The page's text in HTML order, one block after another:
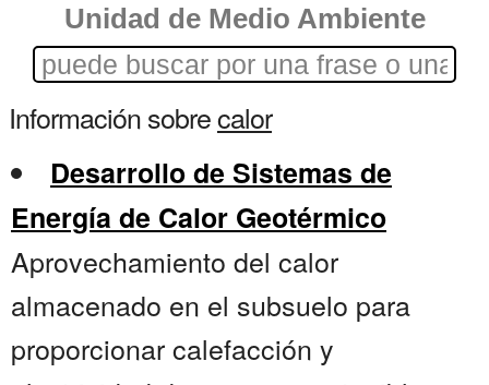
Unidad de Medio Ambiente
Información sobrecalor
Desarrollo de Sistemas de
Energía de Calor Geotérmico
Aprovechamiento del calor
almacenado en el subsuelo para
proporcionar calefacción y